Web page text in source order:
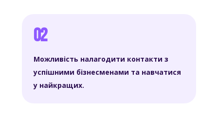
02
Можливість налагодити контакти з
успішними бізнесменами та навчатися
у найкращих.